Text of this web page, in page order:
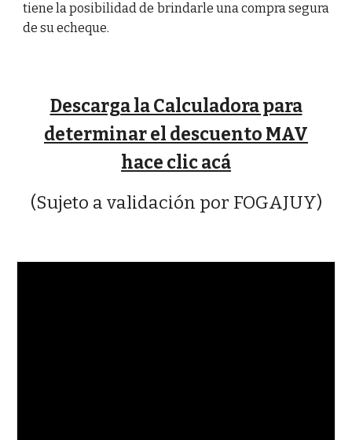
tiene la posibilidad de brindarle una compra segura
de su echeque.
Descarga la Calculadora para
determinar el descuento MAV
hace clic acá
(Sujeto a validación por FOGAJUY)